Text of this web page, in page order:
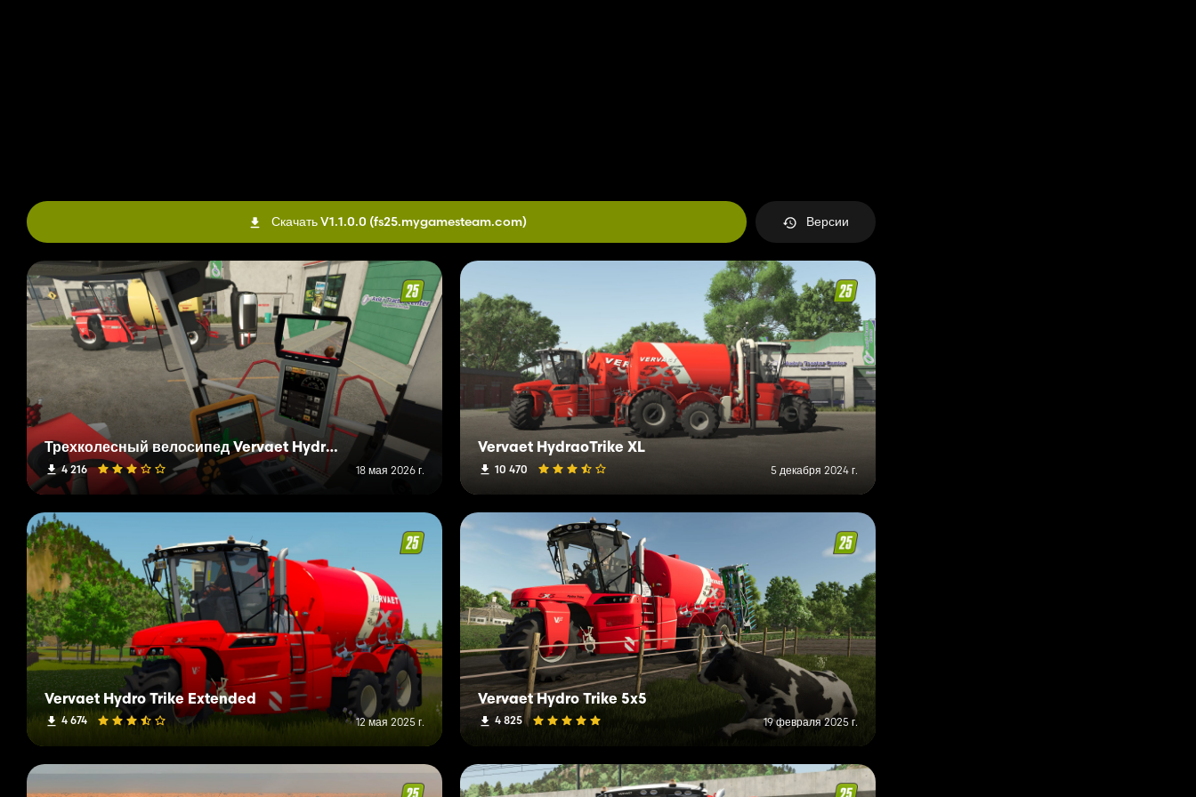
Скачать V1.1.0.0 (fs25.mygamesteam.com) Версии
Трехколесный велосипед Vervaet Hydro Trike
4 216 18 мая 2026 г.
Vervaet HydraoTrike XL
10 470 5 декабря 2024 г.
Vervaet Hydro Trike Extended
4 674 12 мая 2025 г.
Vervaet Hydro Trike 5x5
4 825 19 февраля 2025 г.